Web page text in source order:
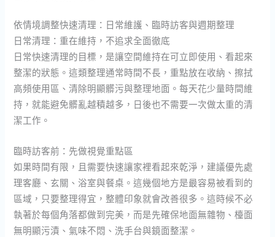
依情境調整快速清理：日常維護、臨時訪客與週期整理
日常清理：重在維持，不追求全面徹底
日常快速清理的目標，是讓空間維持在可立即使用、看起來
整潔的狀態。這類整理通常時間不長，重點放在收納、擦拭
高頻使用區、清除明顯髒污與整理地面。每天花少量時間維
持，就能避免髒亂越積越多，日後也不需要一次做太重的清
潔工作。
臨時訪客前：先做視覺重點區
如果時間有限，且需要快速讓家裡看起來乾淨，建議優先處
理客廳、玄關、浴室與餐桌。這幾個地方是最容易被看到的
區域，只要整理得宜，整體印象就會改善很多。這時候不必
執著於每個角落都做到完美，而是先確保地面無雜物、檯面
無明顯污漬、氣味不悶、洗手台與鏡面整潔。